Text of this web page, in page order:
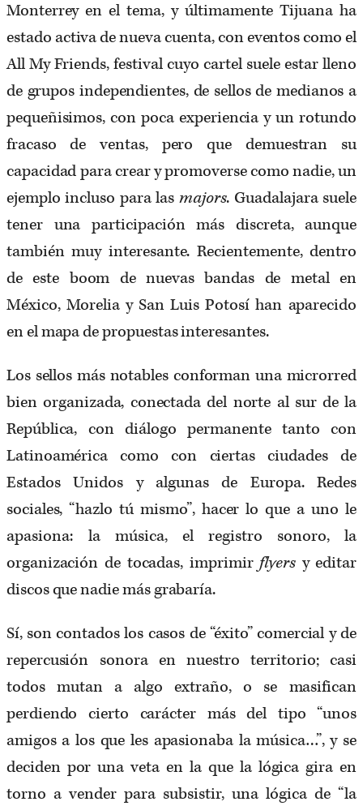
Monterrey en el tema, y últimamente Tijuana ha
estado activa de nueva cuenta, con eventos como el
All My Friends, festival cuyo cartel suele estar lleno
de grupos independientes, de sellos de medianos a
pequeñisimos, con poca experiencia y un rotundo
fracaso de ventas, pero que demuestran su
capacidad para crear y promoverse como nadie, un
ejemplo incluso para las majors. Guadalajara suele
tener una participación más discreta, aunque
también muy interesante. Recientemente, dentro
de este boom de nuevas bandas de metal en
México, Morelia y San Luis Potosí han aparecido
en el mapa de propuestas interesantes.
Los sellos más notables conforman una microrred
bien organizada, conectada del norte al sur de la
República, con diálogo permanente tanto con
Latinoamérica como con ciertas ciudades de
Estados Unidos y algunas de Europa. Redes
sociales, “hazlo tú mismo”, hacer lo que a uno le
apasiona: la música, el registro sonoro, la
organización de tocadas, imprimirflyersy editar
discos que nadie más grabaría.
Sí, son contados los casos de “éxito” comercial y de
repercusión sonora en nuestro territorio; casi
todos mutan a algo extraño, o se masifican
perdiendo cierto carácter más del tipo “unos
amigos a los que les apasionaba la música…”, y se
deciden por una veta en la que la lógica gira en
torno a vender para subsistir, una lógica de “la